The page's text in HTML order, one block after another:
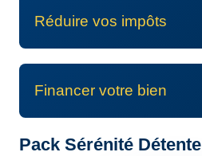
Réduire vos impôts
Financer votre bien
Pack Sérénité Détente